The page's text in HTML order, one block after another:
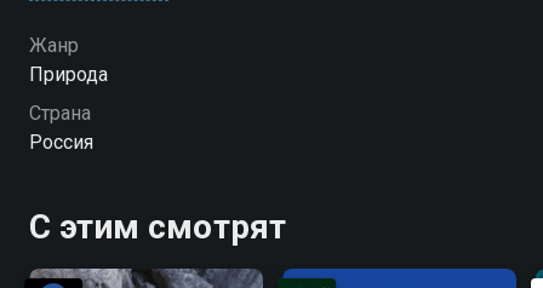
Жанр
Природа
Страна
Россия
С этим смотрят